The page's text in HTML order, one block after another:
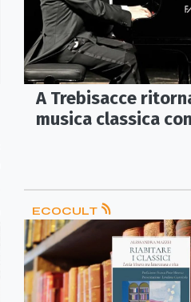
A Trebisacce
musica classica
ECOCULT